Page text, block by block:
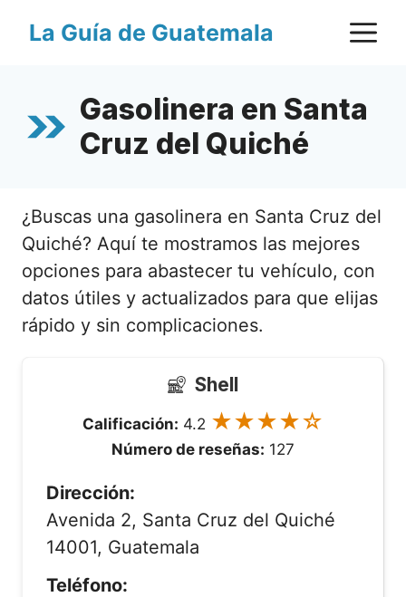
La Guía de Guatemala
Gasolinera en Santa
Cruz del Quiché
¿Buscas una gasolinera en Santa Cruz del
Quiché? Aquí te mostramos las mejores
opciones para abastecer tu vehículo, con
datos útiles y actualizados para que elijas
rápido y sin complicaciones.
Shell
Calificación: 4.2 ★★★★☆
Número de reseñas: 127
Dirección:
Avenida 2, Santa Cruz del Quiché
14001, Guatemala
Teléfono: